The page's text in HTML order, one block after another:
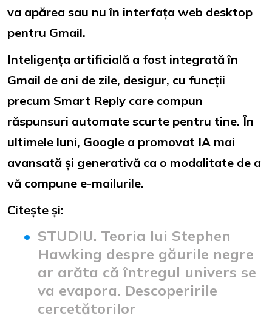
va apărea sau nu în interfața web desktop
pentru Gmail.
Inteligența artificială a fost integrată în
Gmail de ani de zile, desigur, cu funcții
precum Smart Reply care compun
răspunsuri automate scurte pentru tine. În
ultimele luni, Google a promovat IA mai
avansată și generativă ca o modalitate de a
vă compune e-mailurile.
Citește și:
STUDIU. Teoria lui Stephen
Hawking despre găurile negre
ar arăta că întregul univers se
va evapora. Descoperirile
cercetătorilor